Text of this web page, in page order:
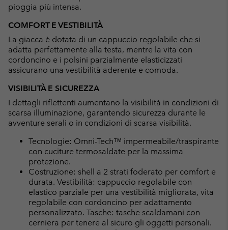
pioggia più intensa.
COMFORT E VESTIBILITÀ
La giacca è dotata di un cappuccio regolabile che si
adatta perfettamente alla testa, mentre la vita con
cordoncino e i polsini parzialmente elasticizzati
assicurano una vestibilità aderente e comoda.
VISIBILITÀ E SICUREZZA
I dettagli riflettenti aumentano la visibilità in condizioni di
scarsa illuminazione, garantendo sicurezza durante le
avventure serali o in condizioni di scarsa visibilità.
Tecnologie: Omni-Tech™ impermeabile/traspirante
con cuciture termosaldate per la massima
protezione.
Costruzione: shell a 2 strati foderato per comfort e
durata. Vestibilità: cappuccio regolabile con
elastico parziale per una vestibilità migliorata, vita
regolabile con cordoncino per adattamento
personalizzato. Tasche: tasche scaldamani con
cerniera per tenere al sicuro gli oggetti personali.